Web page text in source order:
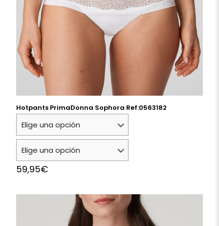
Hotpants PrimaDonna Sophora Ref:0563182
59,95€